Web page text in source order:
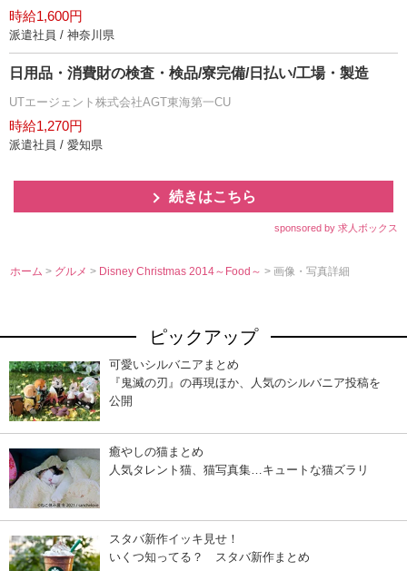
時給1,600円
派遣社員 / 神奈川県
日用品・消費財の検査・検品/寮完備/日払い/工場・製造
UTエージェント株式会社AGT東海第一CU
時給1,270円
派遣社員 / 愛知県
続きはこちら
sponsored by 求人ボックス
ホーム > グルメ> Disney Christmas 2014～Food～> 画像・写真詳細
ピックアップ
可愛いシルバニアまとめ
『鬼滅の刃』の再現ほか、人気のシルバニア投稿を
公開
癒やしの猫まとめ
人気タレント猫、猫写真集…キュートな猫ズラリ
スタバ新作イッキ見せ！
いくつ知ってる？ スタバ新作まとめ